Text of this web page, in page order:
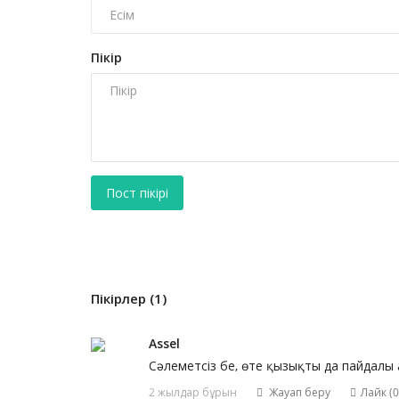
Пікір
Пост пікірі
Пікірлер (1)
Assel
Сәлеметсіз бе, өте қызықты да пайдалы
2 жылдар бұрын Жауап беру Лайк (0